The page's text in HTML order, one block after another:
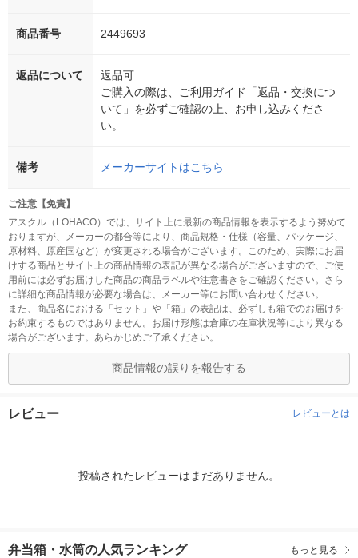
商品番号 2449693
返品について
返品可
ご購入の際は、ご利用ガイド「返品・交換につ
いて」を必ずご確認の上、お申し込みくださ
い。
備考 メーカーサイトはこちら
ご注意【免責】
アスクル（LOHACO）では、サイト上に最新の商品情報を表示するよう努めて
おりますが、メーカーの都合等により、商品規格・仕様（容量、パッケージ、
原材料、原産国など）が変更される場合がございます。このため、実際にお届
けする商品とサイト上の商品情報の表記が異なる場合がございますので、ご使
用前には必ずお届けした商品の商品ラベルや注意書きをご確認ください。さら
に詳細な商品情報が必要な場合は、メーカー等にお問い合わせください。
また、商品名における「セット」や「箱」の表記は、必ずしも箱でのお届けを
お約束するものではありません。お届け形態は倉庫の在庫状況等により異なる
場合がございます。あらかじめご了承ください。
商品情報の誤りを報告する
レビュー レビューとは
投稿されたレビューはまだありません。
弁当箱・水筒の人気ランキング もっと見る